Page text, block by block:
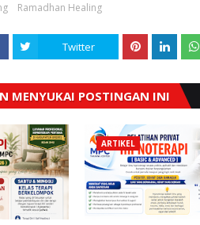
Ramadhan Healing
Twitter
MENYUKAI POSTINGAN INI
ARTIKEL